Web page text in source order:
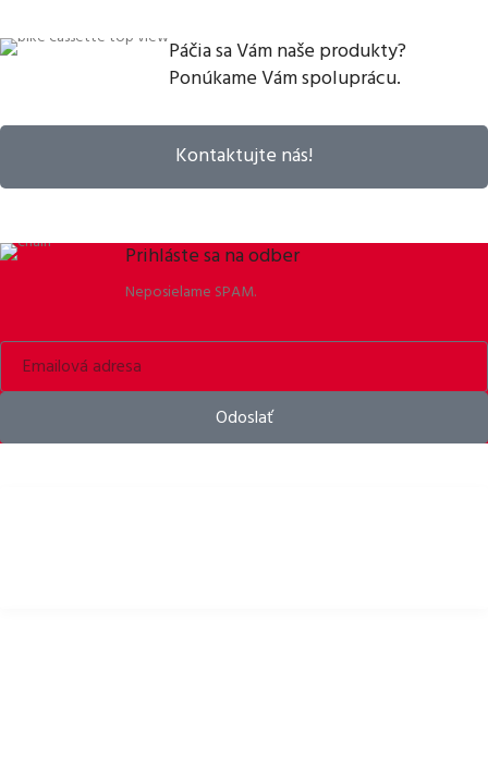
Páčia sa Vám naše produkty?
Ponúkame Vám spoluprácu.
Kontaktujte nás!
Prihláste sa na odber
Neposielame SPAM.
Odoslať